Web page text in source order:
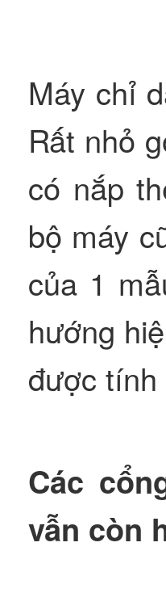
Máy chỉ
Rất nhỏ
có nắp
bộ máy
của 1
hướng
được
Các
vẫn còn